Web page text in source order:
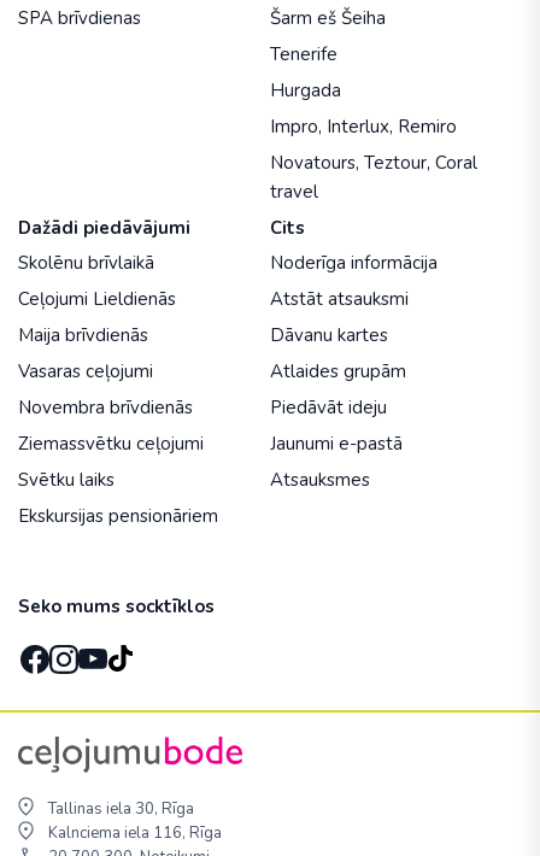
SPA brīvdienas
Šarm eš Šeiha
Tenerife
Hurgada
Impro, Interlux, Remiro
Novatours, Teztour, Coral
travel
Dažādi piedāvājumi
Skolēnu brīvlaikā
Ceļojumi Lieldienās
Maija brīvdienās
Vasaras ceļojumi
Novembra brīvdienās
Ziemassvētku ceļojumi
Svētku laiks
Ekskursijas pensionāriem
Cits
Noderīga informācija
Atstāt atsauksmi
Dāvanu kartes
Atlaides grupām
Piedāvāt ideju
Jaunumi e-pastā
Atsauksmes
Seko mums socktīklos
Tallinas iela 30, Rīga
Kalnciema iela 116, Rīga